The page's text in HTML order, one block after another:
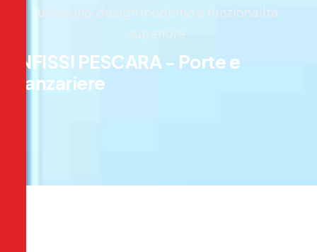
uniscono design moderno a funzionalità
superiore.
NFISSI PESCARA - Portee
anzariere